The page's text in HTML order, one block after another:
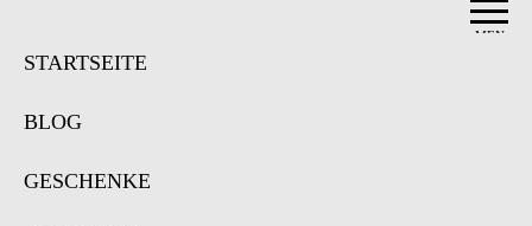
MEN
STARTSEITE
BLOG
GESCHENKE